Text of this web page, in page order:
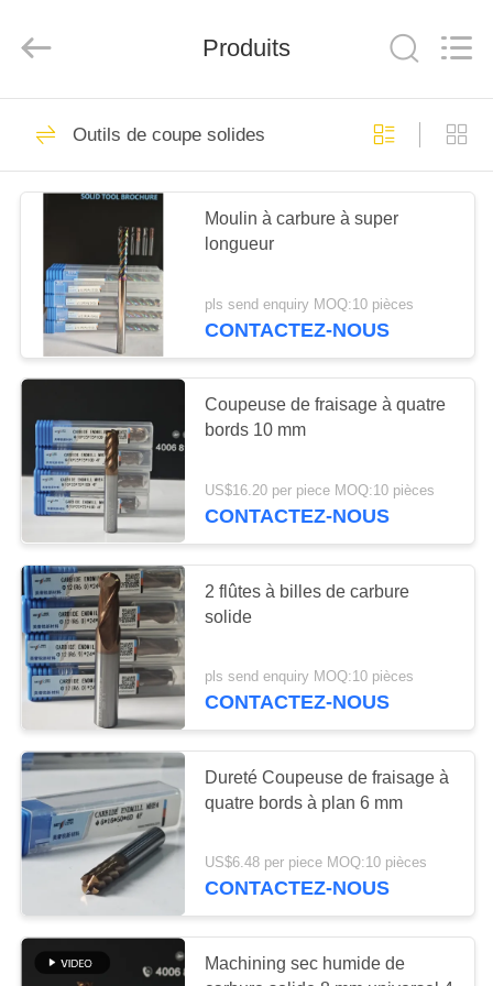
MAISON
PRODUITS
VIDÉO
PROPOS
DE
NOUS
VISITE
DE
L'USINE
CATALOGUE
NOUS
CONTACTER
NOUVELLES
DEMANDEZ
Advanced
Materials
Rights
insertions de
rotation de cermet
272
Insertions de
rotation de carbure
166
Insertions de
fraisage de
commande
numérique par
ordinateur
Commande
numérique par
ordinateur cannelant
Produits
Outils de coupe solides
Moulin à carbure à super
longueur
pls send enquiry MOQ:10 pièces
CONTACTEZ-NOUS
Coupeuse de fraisage à quatre
bords 10 mm
US$16.20 per piece MOQ:10 pièces
CONTACTEZ-NOUS
2 flûtes à billes de carbure
solide
pls send enquiry MOQ:10 pièces
CONTACTEZ-NOUS
Dureté Coupeuse de fraisage à
quatre bords à plan 6 mm
US$6.48 per piece MOQ:10 pièces
CONTACTEZ-NOUS
Machining sec humide de